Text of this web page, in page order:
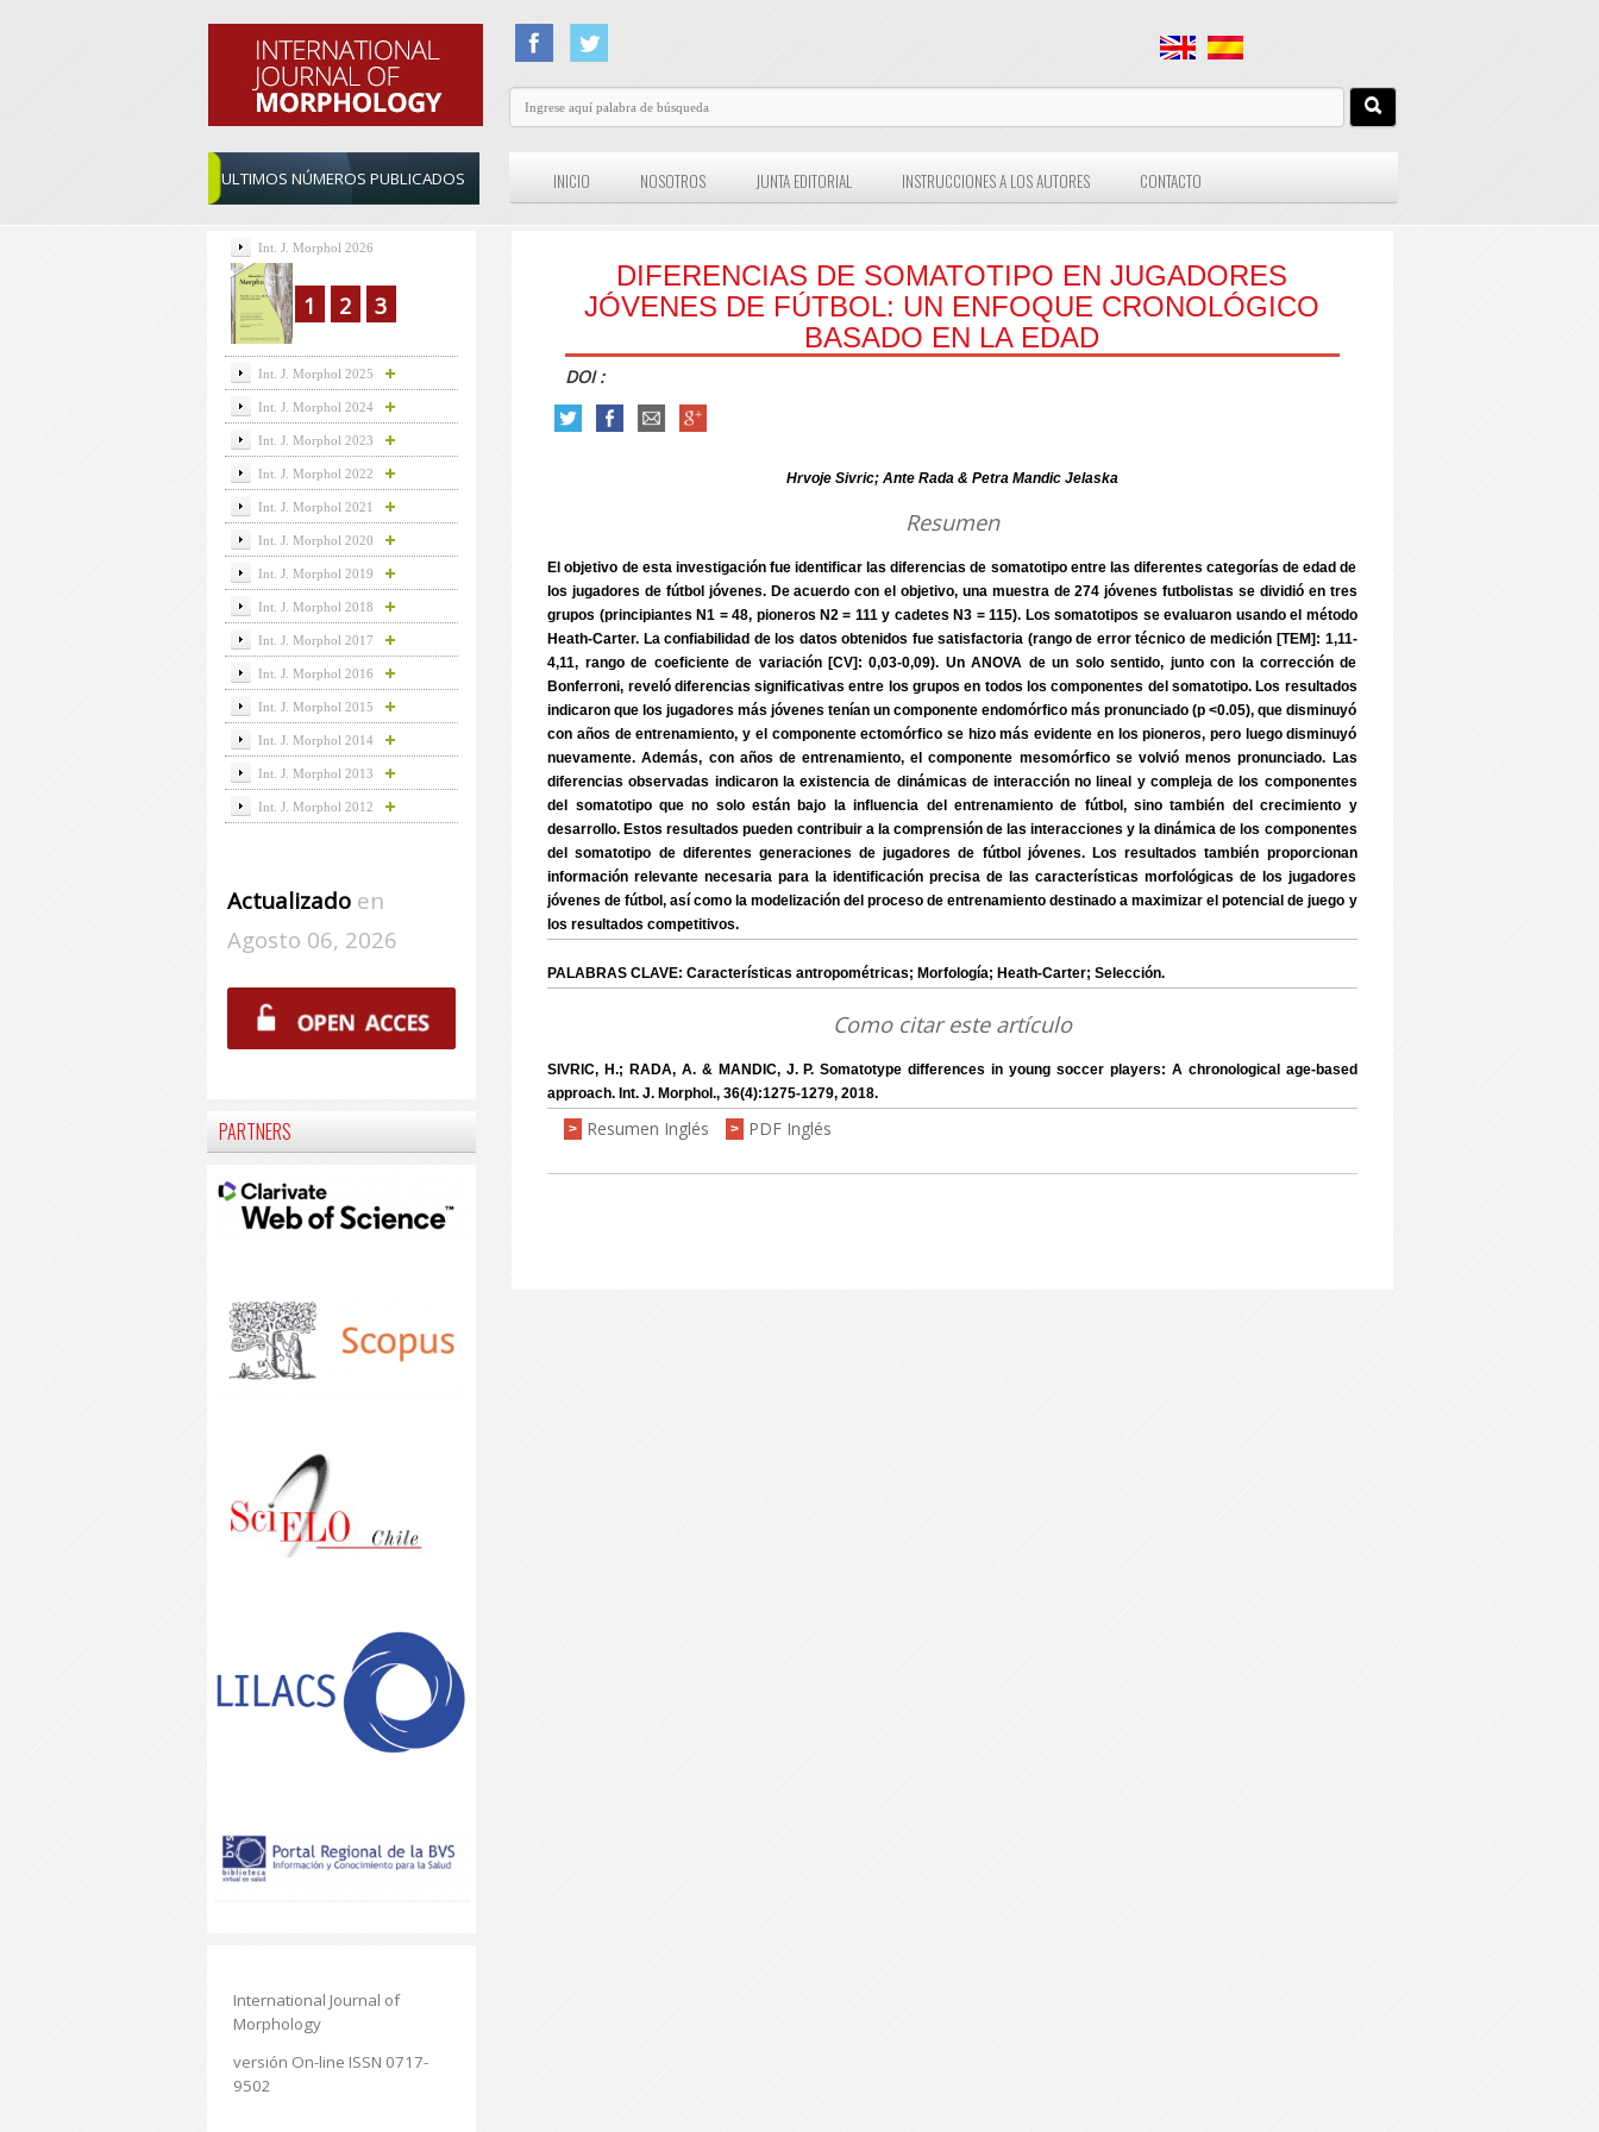
ULTIMOS NÚMEROS PUBLICADOS INICIO NOSOTROS JUNTA EDITORIAL INSTRUCCIONES A LOS AUTORES CONTACTO
DIFERENCIAS DE SOMATOTIPO EN JUGADORES
JÓVENES DE FÚTBOL: UN ENFOQUE CRONOLÓGICO
BASADO EN LA EDAD
DOI :
Hrvoje Sivric; Ante Rada & Petra Mandic Jelaska
Resumen
El objetivo de esta investigación fue identificar las diferencias de somatotipo entre las diferentes categorías de edad de
los jugadores de fútbol jóvenes. De acuerdo con el objetivo, una muestra de 274 jóvenes futbolistas se dividió en tres
grupos (principiantes N1 = 48, pioneros N2 = 111 y cadetes N3 = 115). Los somatotipos se evaluaron usando el método
Heath-Carter. La confiabilidad de los datos obtenidos fue satisfactoria (rango de error técnico de medición [TEM]: 1,11-
4,11, rango de coeficiente de variación [CV]: 0,03-0,09). Un ANOVA de un solo sentido, junto con la corrección de
Bonferroni, reveló diferencias significativas entre los grupos en todos los componentes del somatotipo. Los resultados
indicaron que los jugadores más jóvenes tenían un componente endomórfico más pronunciado (p <0.05), que disminuyó
con años de entrenamiento, y el componente ectomórfico se hizo más evidente en los pioneros, pero luego disminuyó
nuevamente. Además, con años de entrenamiento, el componente mesomórfico se volvió menos pronunciado. Las
diferencias observadas indicaron la existencia de dinámicas de interacción no lineal y compleja de los componentes
del somatotipo que no solo están bajo la influencia del entrenamiento de fútbol, sino también del crecimiento y
desarrollo. Estos resultados pueden contribuir a la comprensión de las interacciones y la dinámica de los componentes
del somatotipo de diferentes generaciones de jugadores de fútbol jóvenes. Los resultados también proporcionan
información relevante necesaria para la identificación precisa de las características morfológicas de los jugadores
jóvenes de fútbol, así como la modelización del proceso de entrenamiento destinado a maximizar el potencial de juego y
los resultados competitivos.
PALABRAS CLAVE: Características antropométricas; Morfología; Heath-Carter; Selección.
Como citar este artículo
SIVRIC, H.; RADA, A. & MANDIC, J. P. Somatotype differences in young soccer players: A chronological age-based
approach. Int. J. Morphol., 36(4):1275-1279, 2018.
> Resumen Inglés > PDF Inglés
Int. J. Morphol 2026
1 2 3
Int. J. Morphol 2025
Int. J. Morphol 2024
Int. J. Morphol 2023
Int. J. Morphol 2022
Int. J. Morphol 2021
Int. J. Morphol 2020
Int. J. Morphol 2019
Int. J. Morphol 2018
Int. J. Morphol 2017
Int. J. Morphol 2016
Int. J. Morphol 2015
Int. J. Morphol 2014
Int. J. Morphol 2013
Int. J. Morphol 2012
Actualizadoen
Agosto 06, 2026
PARTNERS
International Journal of
Morphology
versión On-line ISSN 0717-
9502